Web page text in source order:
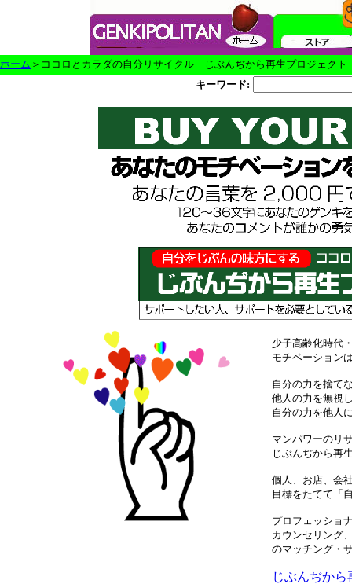
ホーム ＞ココロとカラダの自分リサイクル
じぶんぢから再生プロジェクト
キーワード:
少子高齢化時代
モチベーション
自分の力を捨て
他人の力を無視
自分の力を他人
マンパワーのリ
じぶんぢから再
個人、お店、会
目標をたてて「
プロフェッショ
カウンセリング
のマッチング・
じぶんぢか